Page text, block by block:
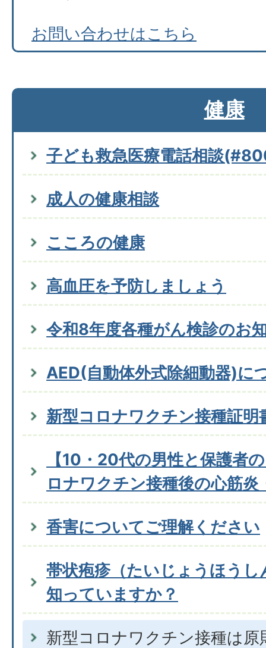
お問い合わせはこちら
健康
子ども救急医療電話相談
成人の健康相談
こころの健康
高血圧を予防しましょう
令和8年度各種がん検診のお
AED(自動体外式除細動器)に
新型コロナワクチン接種証明
【10・20代の男性と保護者
ロナワクチン接種後の心筋
香害についてご理解ください
帯状疱疹（たいじょうほう
知っていますか？
新型コロナワクチン接種は原